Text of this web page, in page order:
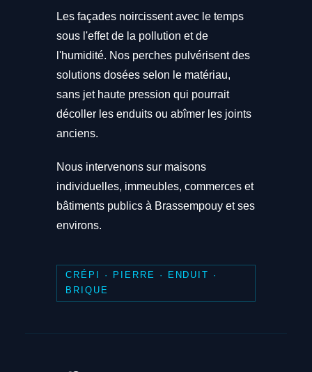
Les façades noircissent avec le temps
sous l'effet de la pollution et de
l'humidité. Nos perches pulvérisent des
solutions dosées selon le matériau,
sans jet haute pression qui pourrait
décoller les enduits ou abîmer les joints
anciens.
Nous intervenons sur maisons
individuelles, immeubles, commerces et
bâtiments publics à Brassempouy et ses
environs.
CRÉPI · PIERRE · ENDUIT ·
BRIQUE